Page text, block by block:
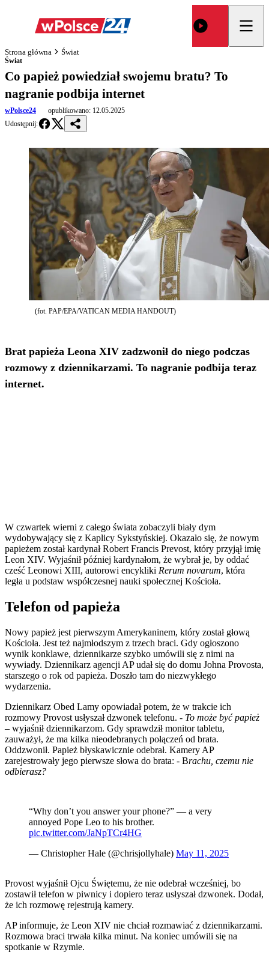
Strona główna Świat
Świat
Co papież powiedział swojemu bratu? To
nagranie podbija internet
wPolsce24 opublikowano: 12.05.2025
Udostępnij:
(fot. PAP/EPA/VATICAN MEDIA HANDOUT)
Brat papieża Leona XIV zadzwonił do niego podczas
rozmowy z dziennikarzami. To nagranie podbija teraz
internet.
W czwartek wierni z całego świata zobaczyli biały dym
wydobywający się z Kaplicy Sykstyńskiej. Okazało się, że nowym
papieżem został kardynał Robert Francis Prevost, który przyjął imię
Leon XIV. Wyjaśnił później kardynałom, że wybrał je, by oddać
cześć Leonowi XIII, autorowi encykliki Rerum novarum, która
legła u podstaw współczesnej nauki społecznej Kościoła.
Telefon od papieża
Nowy papież jest pierwszym Amerykaninem, który został głową
Kościoła. Jest też najmłodszym z trzech braci. Gdy ogłoszono
wynik konklawe, dziennikarze szybko umówili się z nimi na
wywiady. Dziennikarz agencji AP udał się do domu Johna Provosta,
starszego o rok od papieża. Doszło tam do niezwykłego
wydarzenia.
Dziennikarz Obed Lamy opowiadał potem, że w trakcie ich
rozmowy Provost usłyszał dzwonek telefonu. - To może być papież
– wyjaśnił dziennikarzom. Gdy sprawdził monitor tabletu,
zauważył, że ma kilka nieodebranych połączeń od brata.
Oddzwonił. Papież błyskawicznie odebrał. Kamery AP
zarejestrowały jego pierwsze słowa do brata: - Brachu, czemu nie
odbierasz?
“Why don’t you answer your phone?” — a very
annoyed Pope Leo to his brother.
pic.twitter.com/JaNpTCr4HG
— Christopher Hale (@chrisjollyhale) May 11, 2025
Provost wyjaśnił Ojcu Świętemu, że nie odebrał wcześniej, bo
zostawił telefon w piwnicy i dopiero teraz usłyszał dzwonek. Dodał,
że ich rozmowę rejestrują kamery.
AP informuje, że Leon XIV nie chciał rozmawiać z dziennikarzami.
Rozmowa braci trwała kilka minut. Na koniec umówili się na
spotkanie w Rzymie.